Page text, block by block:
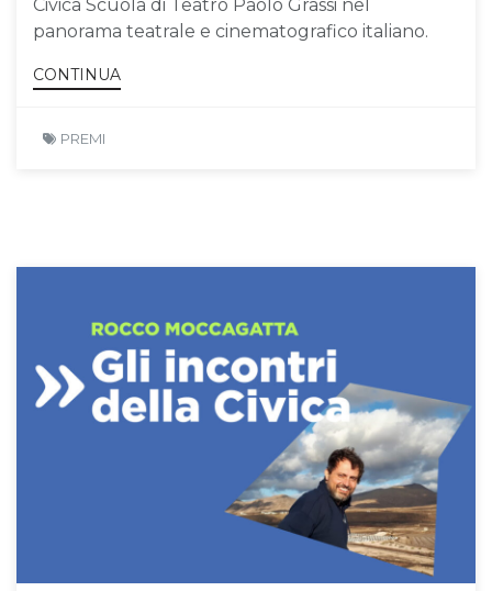
Civica Scuola di Teatro Paolo Grassi nel
panorama teatrale e cinematografico italiano.
CONTINUA
PREMI